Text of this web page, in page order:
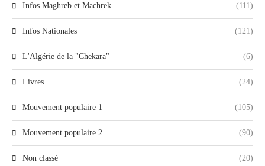
Infos Maghreb et Machrek (111)
Infos Nationales (121)
L'Algérie de la "Chekara" (6)
Livres (24)
Mouvement populaire 1 (105)
Mouvement populaire 2 (90)
Non classé (20)